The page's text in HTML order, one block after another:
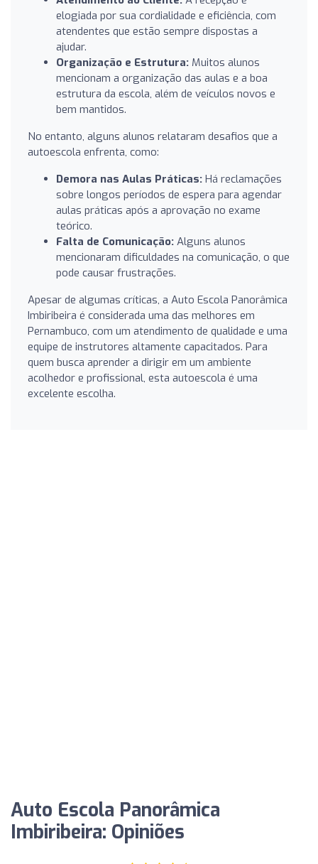
elogiada por sua cordialidade e eficiência, com
atendentes que estão sempre dispostas a
ajudar.
Organização e Estrutura: Muitos alunos
mencionam a organização das aulas e a boa
estrutura da escola, além de veículos novos e
bem mantidos.
No entanto, alguns alunos relataram desafios que a
autoescola enfrenta, como:
Demora nas Aulas Práticas: Há reclamações
sobre longos períodos de espera para agendar
aulas práticas após a aprovação no exame
teórico.
Falta de Comunicação: Alguns alunos
mencionaram dificuldades na comunicação, o que
pode causar frustrações.
Apesar de algumas críticas, a Auto Escola Panorâmica
Imbiribeira é considerada uma das melhores em
Pernambuco, com um atendimento de qualidade e uma
equipe de instrutores altamente capacitados. Para
quem busca aprender a dirigir em um ambiente
acolhedor e profissional, esta autoescola é uma
excelente escolha.
Auto Escola Panorâmica
Imbiribeira: Opiniões